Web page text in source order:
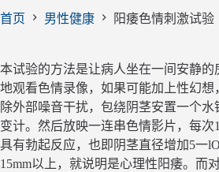
首页 男性健康 阳痿色情刺激试验
本试验的方法是让病人坐在一间安静的
地观看色情录像，如果可能加上性幻想
除外部噪音干扰，包绕阴茎安置一个水
变计。然后放映一连串色情影片，每次
具有勃起反应，也即阴茎直径增加5一
15mm以上，就说明是心理性阳痿。而